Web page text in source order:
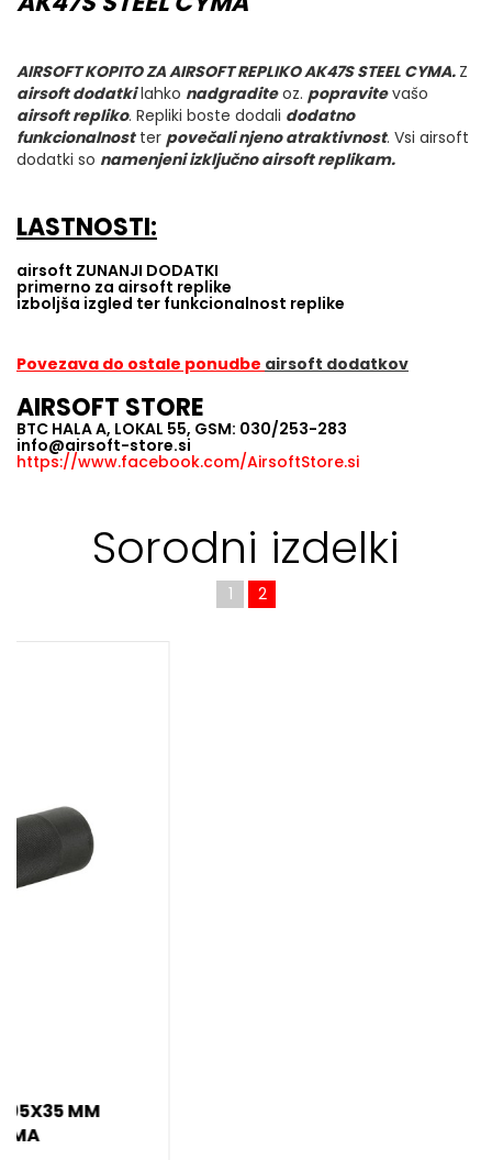
AIRSOFT KOPITO ZA AIRSOFT REPLIKO AK47S STEEL CYMA. Z
airsoft dodatkilahko nadgraditeoz. popravitevašo
airsoft repliko. Repliki boste dodali dodatno
funkcionalnostter povečali njeno atraktivnost. Vsi airsoft
dodatki so namenjeni izključno airsoft replikam.
LASTNOSTI:
airsoft ZUNANJI DODATKI
primerno za airsoft replike
izboljša izgled ter funkcionalnost replike
Povezava do ostale ponudbe airsoft dodatkov
AIRSOFT STORE
BTC HALA A, LOKAL 55, GSM: 030/253-283
info@airsoft-store.si
https://www.facebook.com/AirsoftStore.si
Sorodni izdelki
1 2